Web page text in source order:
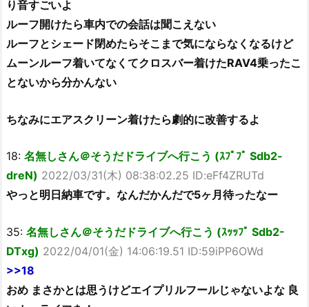
り音すごいよ
ルーフ開けたら車内での会話は聞こえない
ルーフとシェード閉めたらそこまで気にならなくなるけど
ムーンルーフ着いてなくてクロスバー着けたRAV4乗ったこ
とないから分かんない
ちなみにエアスクリーン着けたら劇的に改善するよ
18: 名無しさん＠そうだドライブへ行こう (ｽﾌﾟﾌﾟ Sdb2-
dreN) 2022/03/31(木) 08:38:02.25 ID:eFf4ZRUTd
やっと明日納車です。なんだかんだで5ヶ月待ったなー
35: 名無しさん＠そうだドライブへ行こう (ｽｯｯﾌﾟ Sdb2-
DTxg) 2022/04/01(金) 14:06:19.51 ID:59iPP6OWd
>>18
おめ まさかとは思うけどエイプリルフールじゃないよな 良